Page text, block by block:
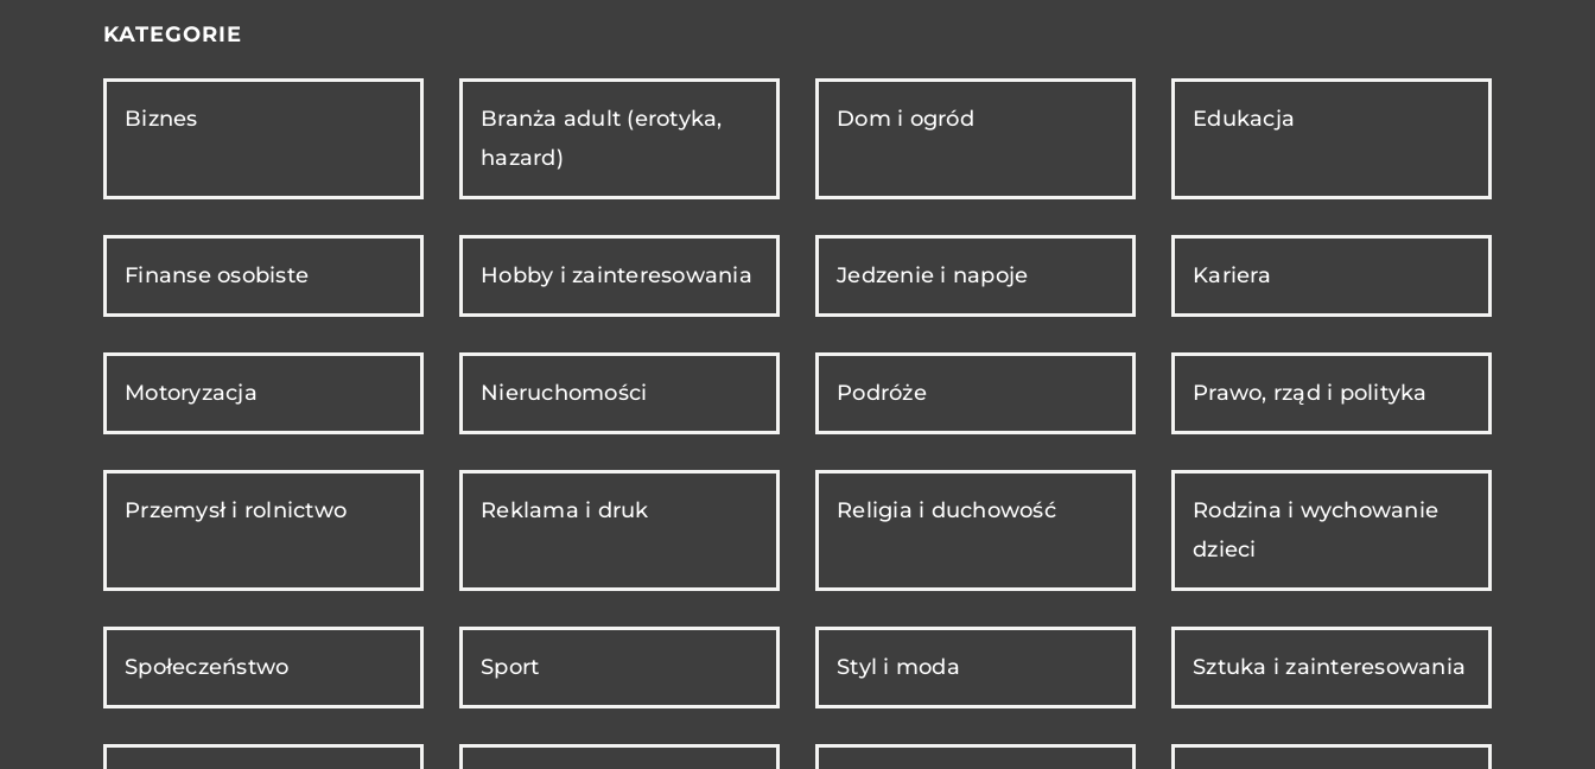
KATEGORIE
Biznes
Branża adult (erotyka,
hazard)
Dom i ogród Edukacja
Finanse osobiste Hobby i zainteresowania Jedzenie i napoje Kariera
Motoryzacja Nieruchomości Podróże Prawo, rząd i polityka
Przemysł i rolnictwo Reklama i druk Religia i duchowość
Rodzina i wychowanie
dzieci
Społeczeństwo Sport Styl i moda Sztuka i zainteresowania